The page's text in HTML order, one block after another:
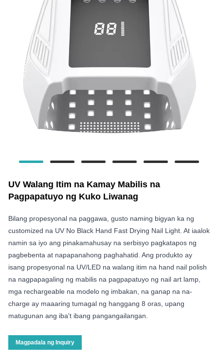
UV Walang Itim na Kamay Mabilis na
Pagpapatuyo ng Kuko Liwanag
Bilang propesyonal na paggawa, gusto naming bigyan ka ng
customized na UV No Black Hand Fast Drying Nail Light. At iaalok
namin sa iyo ang pinakamahusay na serbisyo pagkatapos ng
pagbebenta at napapanahong paghahatid. Ang produkto ay
isang propesyonal na UV/LED na walang itim na hand nail polish
na nagpapagaling ng mabilis na pagpapatuyo ng nail art lamp,
mga rechargeable na modelo ng imbakan, na ganap na na-
charge ay maaaring tumagal ng hanggang 8 oras, upang
matugunan ang iba't ibang pangangailangan.
Magpadala ng Inquiry